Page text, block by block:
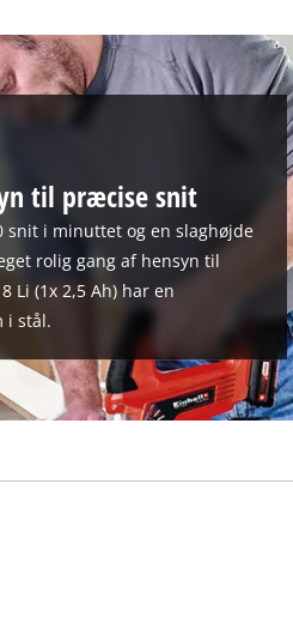
til præcise snit
snit i minuttet og en slaghøjde
rolig gang af hensyn til
Li (1x 2,5 Ah) har en
i stål.